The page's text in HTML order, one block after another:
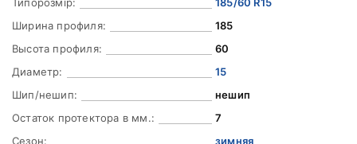
Ширина профиля:
185
Высота профиля:
60
Диаметр:
15
Шип/нешип:
нешип
Остаток протектора в мм.:
7
Сезон:
зимняя